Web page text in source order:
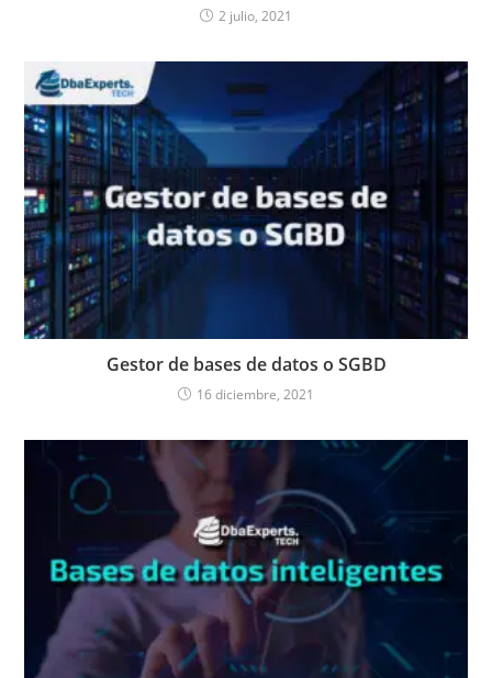
2 julio, 2021
Gestor de bases de datos o SGBD
16 diciembre, 2021